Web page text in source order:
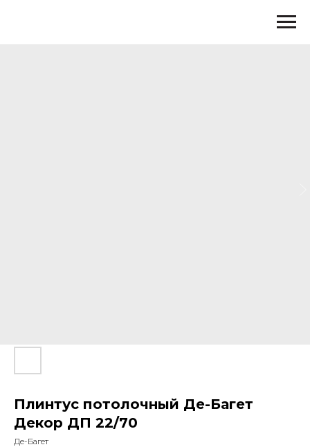
Плинтус потолочный Де-Багет
Декор ДП 22/70
Де-Багет